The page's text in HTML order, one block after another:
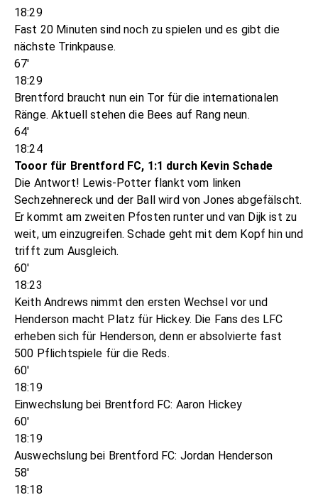
18:29
Fast 20 Minuten sind noch zu spielen und es gibt die
nächste Trinkpause.
67'
18:29
Brentford braucht nun ein Tor für die internationalen
Ränge. Aktuell stehen die Bees auf Rang neun.
64'
18:24
Tooor für Brentford FC, 1:1 durch Kevin Schade
Die Antwort! Lewis-Potter flankt vom linken
Sechzehnereck und der Ball wird von Jones abgefälscht.
Er kommt am zweiten Pfosten runter und van Dijk ist zu
weit, um einzugreifen. Schade geht mit dem Kopf hin und
trifft zum Ausgleich.
60'
18:23
Keith Andrews nimmt den ersten Wechsel vor und
Henderson macht Platz für Hickey. Die Fans des LFC
erheben sich für Henderson, denn er absolvierte fast
500 Pflichtspiele für die Reds.
60'
18:19
Einwechslung bei Brentford FC: Aaron Hickey
60'
18:19
Auswechslung bei Brentford FC: Jordan Henderson
58'
18:18